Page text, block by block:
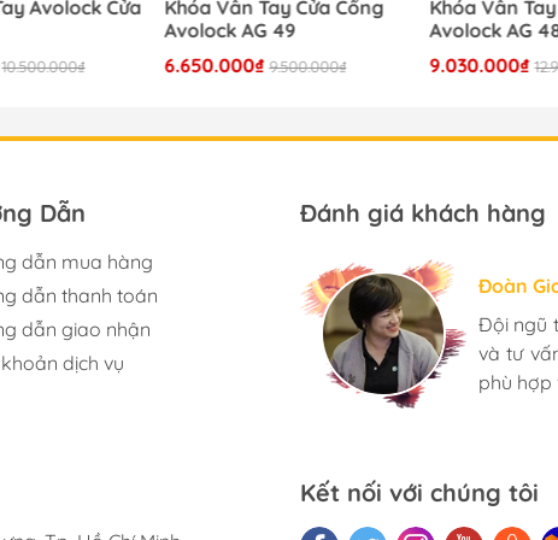
Avolock Cửa
10.500.000₫
Khóa Vân Tay Cửa Cổng
Avolock AG 49
6.650.000₫ 9.500.000₫
Khóa Vân
Avolock AG
9.030.000₫
Dẫn
dẫn mua hàng
dẫn thanh toán
dẫn giao nhận
dịch vụ
Đánh giá khách hàng
có rất
Nhân
càng
Đoàn
Đội ngũ
và tư
phù hợp
Ngọc
Mua
toàn
nhà.
Kết nối với chúng tôi